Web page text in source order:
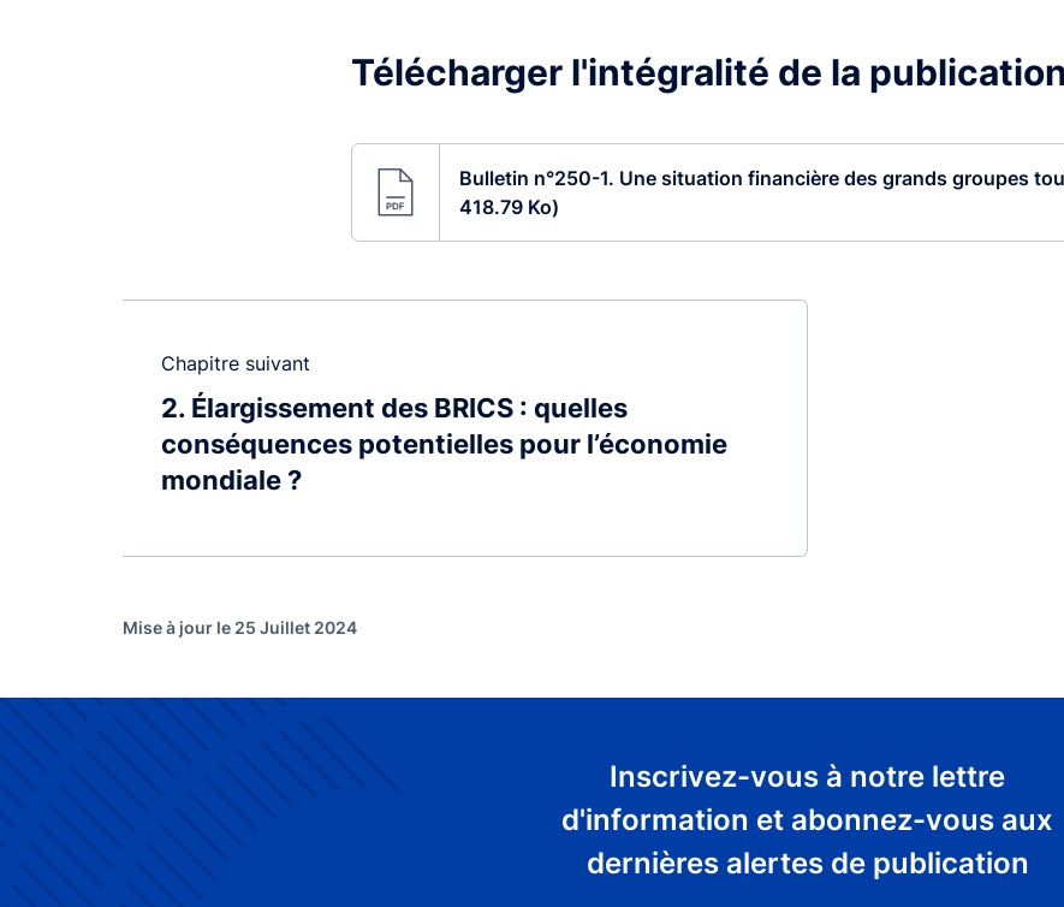
Télécharger l'intégralité de la publication
Bulletin n°250-1. Une situation financière des grands groupes
418.79 Ko)
Chapitre suivant
2 Élargissement des BRICS : quelles
conséquences potentielles pour l’économie
mondiale ?
Mise à jour le 25 Juillet 2024
Inscrivez-vous à notre lettre
d'information et abonnez-vous aux
dernières alertes de publication